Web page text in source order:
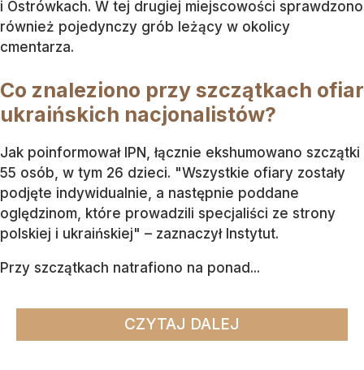
i Ostrówkach. W tej drugiej miejscowości sprawdzono
również pojedynczy grób leżący w okolicy
cmentarza.
Co znaleziono przy szczątkach ofiar
ukraińskich nacjonalistów?
Jak poinformował IPN, łącznie ekshumowano szczątki
55 osób, w tym 26 dzieci. "Wszystkie ofiary zostały
podjęte indywidualnie, a następnie poddane
oględzinom, które prowadzili specjaliści ze strony
polskiej i ukraińskiej" – zaznaczył Instytut.
Przy szczątkach natrafiono na ponad...
CZYTAJ DALEJ